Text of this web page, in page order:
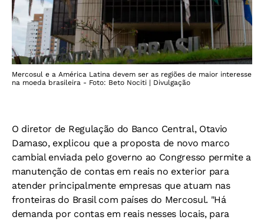
Mercosul e a América Latina devem ser as regiões de maior interesse
na moeda brasileira - Foto: Beto Nociti | Divulgação
O diretor de Regulação do Banco Central, Otavio
Damaso, explicou que a proposta de novo marco
cambial enviada pelo governo ao Congresso permite a
manutenção de contas em reais no exterior para
atender principalmente empresas que atuam nas
fronteiras do Brasil com países do Mercosul. "Há
demanda por contas em reais nesses locais, para